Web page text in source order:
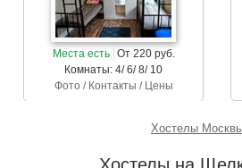
Места есть От 220 руб.
Комнаты: 4/ 6/ 8/ 10
Фото / Контакты / Цены
Хостелы